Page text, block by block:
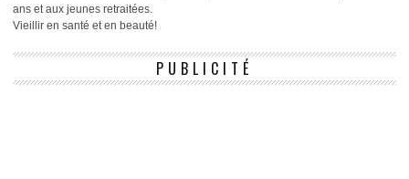
ans et aux jeunes retraitées.
Vieillir en santé et en beauté!
PUBLICITÉ